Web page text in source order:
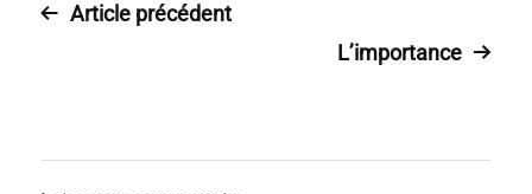
Article précédent
L’importance